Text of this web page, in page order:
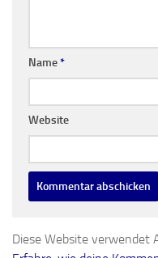
Name*
Website
Diese Website verwendet